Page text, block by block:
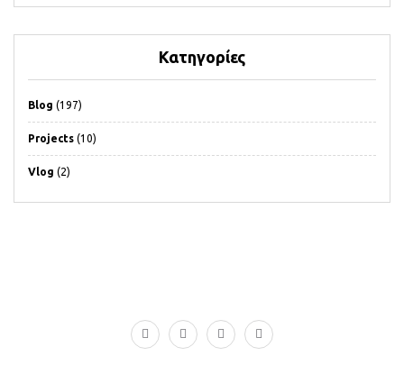
Κατηγορίες
Blog (197)
Projects (10)
Vlog (2)